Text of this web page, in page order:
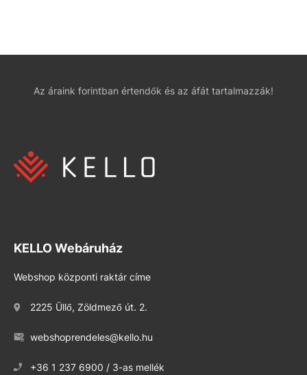
Az áraink forintban értendők és az áfát tartalmazzák!
KELLO Webáruház
Webshop központi raktár címe
2225 Üllő, Zöldmező út. 2.
webshoprendeles@kello.hu
+36 1 237 6900 / 3-as mellék